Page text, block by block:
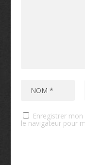
Enregistrer
le navigateur pour